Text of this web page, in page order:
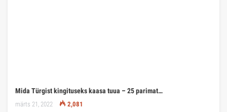
Mida Türgist kingituseks kaasa tuua – 25 parimat…
märts 21, 2022 2,081